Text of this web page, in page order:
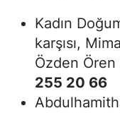
Kadın
karşısı,
Özden
255 20 66